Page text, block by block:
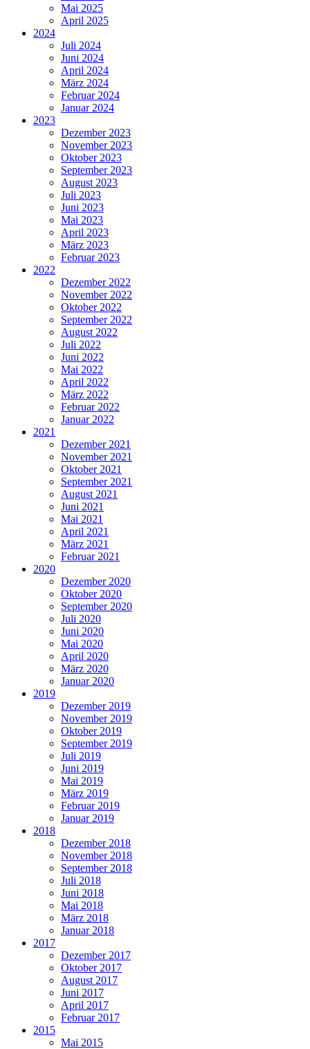
Mai 2025
April 2025
2024
Juli 2024
Juni 2024
April 2024
März 2024
Februar 2024
Januar 2024
2023
Dezember 2023
November 2023
Oktober 2023
September 2023
August 2023
Juli 2023
Juni 2023
Mai 2023
April 2023
März 2023
Februar 2023
2022
Dezember 2022
November 2022
Oktober 2022
September 2022
August 2022
Juli 2022
Juni 2022
Mai 2022
April 2022
März 2022
Februar 2022
Januar 2022
2021
Dezember 2021
November 2021
Oktober 2021
September 2021
August 2021
Juni 2021
Mai 2021
April 2021
März 2021
Februar 2021
2020
Dezember 2020
Oktober 2020
September 2020
Juli 2020
Juni 2020
Mai 2020
April 2020
März 2020
Januar 2020
2019
Dezember 2019
November 2019
Oktober 2019
September 2019
Juli 2019
Juni 2019
Mai 2019
März 2019
Februar 2019
Januar 2019
2018
Dezember 2018
November 2018
September 2018
Juli 2018
Juni 2018
Mai 2018
März 2018
Januar 2018
2017
Dezember 2017
Oktober 2017
August 2017
Juni 2017
April 2017
Februar 2017
2015
Mai 2015